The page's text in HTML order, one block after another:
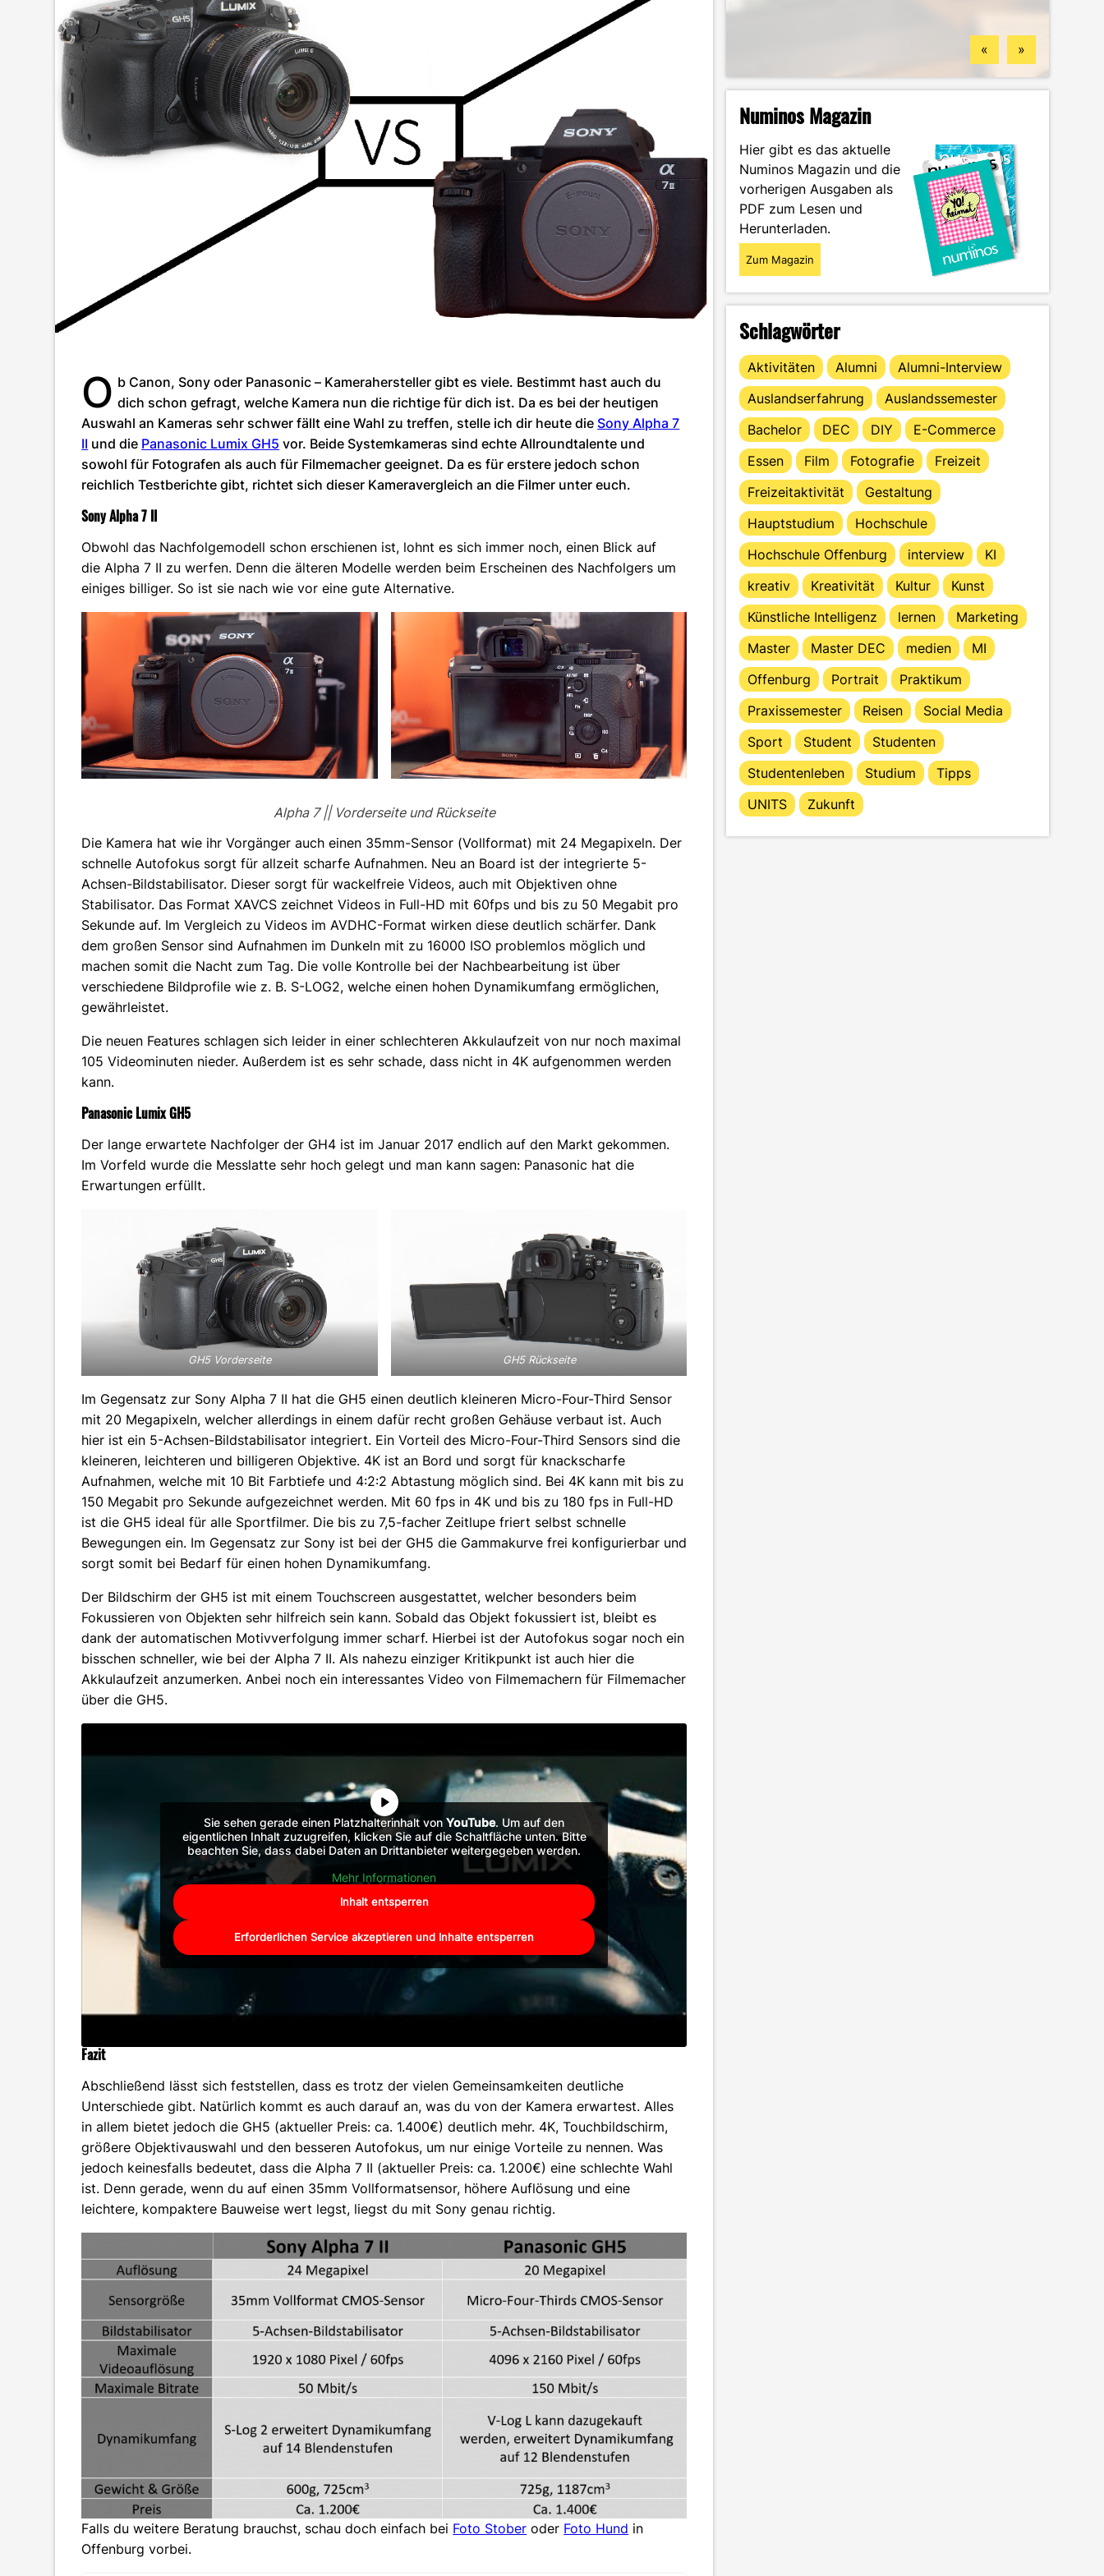
O b Canon, Sony oder Panasonic – Kamerahersteller gibt es viele. Bestimmt hast auch du
dich schon gefragt, welche Kamera nun die richtige für dich ist. Da es bei der heutigen
Auswahl an Kameras sehr schwer fällt eine Wahl zu treffen, stelle ich dir heute die Sony Alpha 7
II und die Panasonic Lumix GH5 vor. Beide Systemkameras sind echte Allroundtalente und
sowohl für Fotografen als auch für Filmemacher geeignet. Da es für erstere jedoch schon
reichlich Testberichte gibt, richtet sich dieser Kameravergleich an die Filmer unter euch.
Sony Alpha 7 II
Obwohl das Nachfolgemodell schon erschienen ist, lohnt es sich immer noch, einen Blick auf
die Alpha 7 II zu werfen. Denn die älteren Modelle werden beim Erscheinen des Nachfolgers um
einiges billiger. So ist sie nach wie vor eine gute Alternative.
Alpha 7 || Vorderseite und Rückseite
Die Kamera hat wie ihr Vorgänger auch einen 35mm-Sensor (Vollformat) mit 24 Megapixeln. Der
schnelle Autofokus sorgt für allzeit scharfe Aufnahmen. Neu an Board ist der integrierte 5-
Achsen-Bildstabilisator. Dieser sorgt für wackelfreie Videos, auch mit Objektiven ohne
Stabilisator. Das Format XAVCS zeichnet Videos in Full-HD mit 60fps und bis zu 50 Megabit pro
Sekunde auf. Im Vergleich zu Videos im AVDHC-Format wirken diese deutlich schärfer. Dank
dem großen Sensor sind Aufnahmen im Dunkeln mit zu 16000 ISO problemlos möglich und
machen somit die Nacht zum Tag. Die volle Kontrolle bei der Nachbearbeitung ist über
verschiedene Bildprofile wie z. B. S-LOG2, welche einen hohen Dynamikumfang ermöglichen,
gewährleistet.
Die neuen Features schlagen sich leider in einer schlechteren Akkulaufzeit von nur noch maximal
105 Videominuten nieder. Außerdem ist es sehr schade, dass nicht in 4K aufgenommen werden
kann.
Panasonic Lumix GH5
Der lange erwartete Nachfolger der GH4 ist im Januar 2017 endlich auf den Markt gekommen.
Im Vorfeld wurde die Messlatte sehr hoch gelegt und man kann sagen: Panasonic hat die
Erwartungen erfüllt.
GH5 Vorderseite GH5 Rückseite
Im Gegensatz zur Sony Alpha 7 II hat die GH5 einen deutlich kleineren Micro-Four-Third Sensor
mit 20 Megapixeln, welcher allerdings in einem dafür recht großen Gehäuse verbaut ist. Auch
hier ist ein 5-Achsen-Bildstabilisator integriert. Ein Vorteil des Micro-Four-Third Sensors sind die
kleineren, leichteren und billigeren Objektive. 4K ist an Bord und sorgt für knackscharfe
Aufnahmen, welche mit 10 Bit Farbtiefe und 4:2:2 Abtastung möglich sind. Bei 4K kann mit bis zu
150 Megabit pro Sekunde aufgezeichnet werden. Mit 60 fps in 4K und bis zu 180 fps in Full-HD
ist die GH5 ideal für alle Sportfilmer. Die bis zu 7,5-facher Zeitlupe friert selbst schnelle
Bewegungen ein. Im Gegensatz zur Sony ist bei der GH5 die Gammakurve frei konfigurierbar und
sorgt somit bei Bedarf für einen hohen Dynamikumfang.
Der Bildschirm der GH5 ist mit einem Touchscreen ausgestattet, welcher besonders beim
Fokussieren von Objekten sehr hilfreich sein kann. Sobald das Objekt fokussiert ist, bleibt es
dank der automatischen Motivverfolgung immer scharf. Hierbei ist der Autofokus sogar noch ein
bisschen schneller, wie bei der Alpha 7 II. Als nahezu einziger Kritikpunkt ist auch hier die
Akkulaufzeit anzumerken. Anbei noch ein interessantes Video von Filmemachern für Filmemacher
über die GH5.
Sie sehen gerade einen Platzhalterinhalt vonYouTube. Um auf den
eigentlichen Inhalt zuzugreifen, klicken Sie auf die Schaltfläche unten. Bitte
beachten Sie, dass dabei Daten an Drittanbieter weitergegeben werden.
Mehr Informationen
Inhalt entsperren
Erforderlichen Service akzeptieren und Inhalte entsperren
Fazit
Abschließend lässt sich feststellen, dass es trotz der vielen Gemeinsamkeiten deutliche
Unterschiede gibt. Natürlich kommt es auch darauf an, was du von der Kamera erwartest. Alles
in allem bietet jedoch die GH5 (aktueller Preis: ca. 1.400€) deutlich mehr. 4K, Touchbildschirm,
größere Objektivauswahl und den besseren Autofokus, um nur einige Vorteile zu nennen. Was
jedoch keinesfalls bedeutet, dass die Alpha 7 II (aktueller Preis: ca. 1.200€) eine schlechte Wahl
ist. Denn gerade, wenn du auf einen 35mm Vollformatsensor, höhere Auflösung und eine
leichtere, kompaktere Bauweise wert legst, liegst du mit Sony genau richtig.
Falls du weitere Beratung brauchst, schau doch einfach bei Foto Stober oder Foto Hund in
Offenburg vorbei.
« »
Numinos Magazin
Hier gibt es das aktuelle
Numinos Magazin und die
vorherigen Ausgaben als
PDF zum Lesen und
Herunterladen.
Zum Magazin
Schlagwörter
Aktivitäten Alumni
Alumni-Interview
Auslandserfahrung
Auslandssemester
Bachelor
DEC DIY
E-Commerce
Essen
Film Fotografie
Freizeit
Freizeitaktivität
Gestaltung
Hauptstudium
Hochschule
Hochschule Offenburg
interview
KI
kreativ
Kreativität Kultur
Kunst
Künstliche Intelligenz
lernen
Marketing
Master
Master DEC medien
MI
Offenburg
Portrait
Praktikum
Praxissemester
Reisen
Social Media
Sport
Student
Studenten
Studentenleben
Studium
Tipps
UNITS
Zukunft